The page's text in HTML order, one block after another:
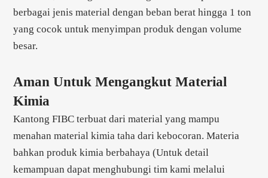
berbagai jenis material dengan beban berat hingga 1 ton
yang cocok untuk menyimpan produk dengan volume
besar.
Aman Untuk Mengangkut Material
Kimia
Kantong FIBC terbuat dari material yang mampu
menahan material kimia taha dari kebocoran. Materia
bahkan produk kimia berbahaya (Untuk detail
kemampuan dapat menghubungi tim kami melalui